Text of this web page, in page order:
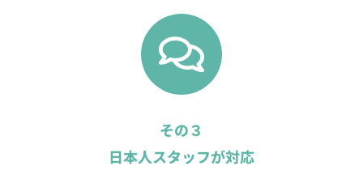
その３
日本人スタッフが対応